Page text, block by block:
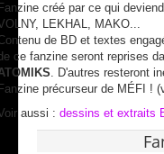
créé par ce qui
LEKHAL, MAKO...
de BD et textes
ce fanzine seront reprises
. D'autres resteront
précurseur de MÉFI !
aussi : dessins et extraits